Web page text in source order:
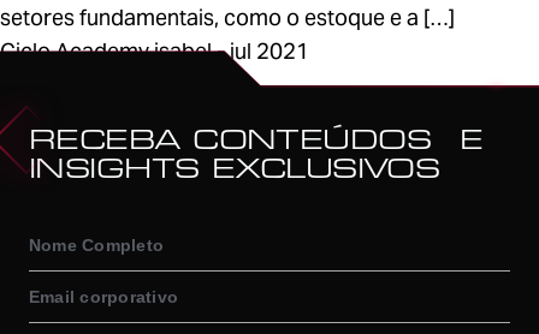
setores fundamentais, como o estoque e a […]
Ciclo Academy isabel - jul 2021
RECEBA CONTEÚDOS E
INSIGHTS EXCLUSIVOS